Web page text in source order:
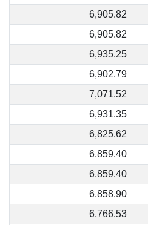
6,905.82
6,905.82
6,935.25
6,902.79
7,071.52
6,931.35
6,825.62
6,859.40
6,859.40
6,858.90
6,766.53